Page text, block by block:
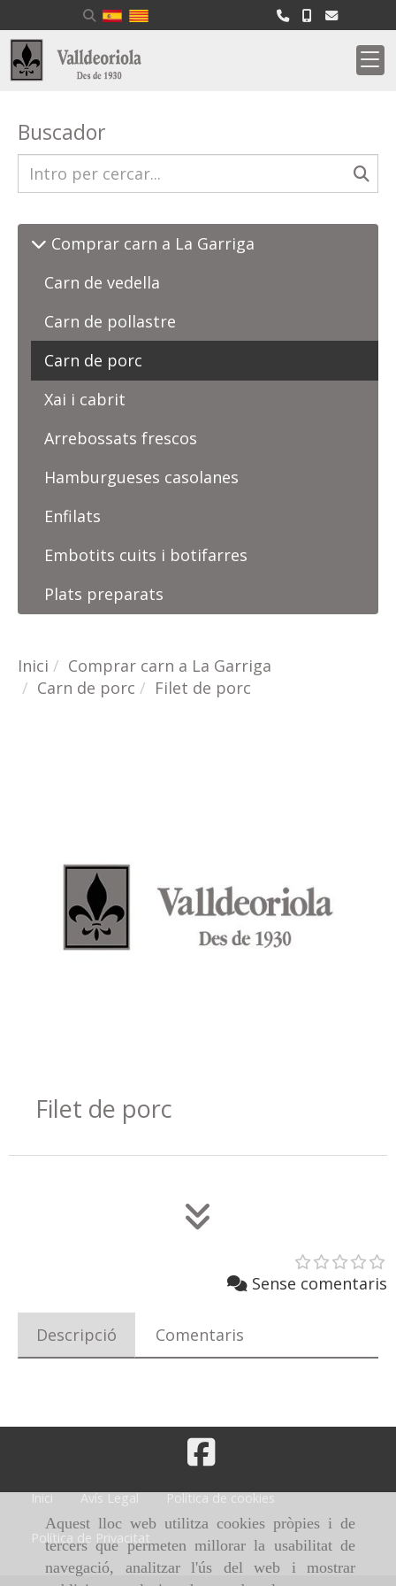
Aquest lloc web utilitza cookies pròpies i de
tercers que permeten millorar la usabilitat de
navegació, analitzar l'ús del web i mostrar
Buscador
Comprar carn a La Garriga
Carn de vedella
Carn de pollastre
Carn de porc
Xai i cabrit
Arrebossats frescos
Hamburgueses casolanes
Enfilats
Embotits cuits i botifarres
Plats preparats
Inici
Comprar carn a La Garriga
Carn de porc
Filet de porc
Filet de porc
Sense comentaris
Descripció Comentaris
Inici Avís Legal Política de cookies
Política de Privacitat